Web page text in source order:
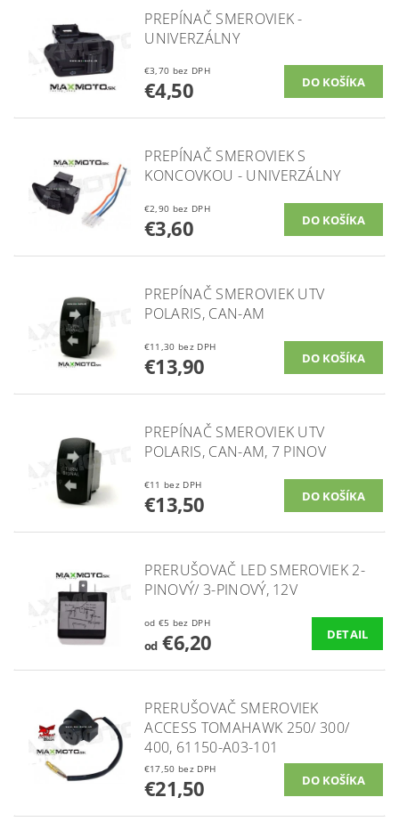
PREPÍNAČ SMEROVIEK -
UNIVERZÁLNY
€3,70 bez DPH
€4,50
PREPÍNAČ SMEROVIEK S
KONCOVKOU - UNIVERZÁLNY
€2,90 bez DPH
€3,60
PREPÍNAČ SMEROVIEK UTV
POLARIS, CAN-AM
€11,30 bez DPH
€13,90
PREPÍNAČ SMEROVIEK UTV
POLARIS, CAN-AM, 7 PINOV
€11 bez DPH
€13,50
PRERUŠOVAČ LED SMEROVIEK 2-
PINOVÝ/ 3-PINOVÝ, 12V
od €5 bez DPH
od€6,20 DETAIL
PRERUŠOVAČ SMEROVIEK
ACCESS TOMAHAWK 250/ 300/
400, 61150-A03-101
€17,50 bez DPH
€21,50